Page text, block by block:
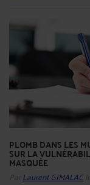
PLOMB DANS LES
SUR LA
MASQUÉE
Par Laurent GIMALAC